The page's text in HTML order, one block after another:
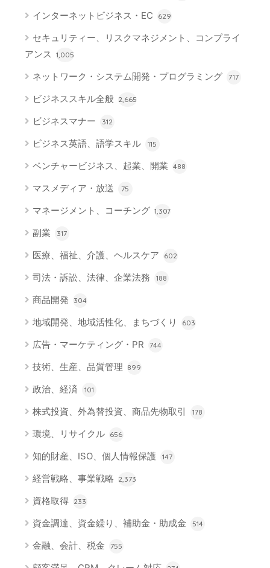
インターネットビジネス・EC 629
セキュリティー、リスクマネジメント、コンプライ
アンス 1,005
ネットワーク・システム開発・プログラミング 717
ビジネススキル全般 2,665
ビジネスマナー 312
ビジネス英語、語学スキル 115
ベンチャービジネス、起業、開業 488
マスメディア・放送 75
マネージメント、コーチング 1,307
副業 317
医療、福祉、介護、ヘルスケア 602
司法・訴訟、法律、企業法務 188
商品開発 304
地域開発、地域活性化、まちづくり 603
広告・マーケティング・PR 744
技術、生産、品質管理 899
政治、経済 101
株式投資、外為替投資、商品先物取引 178
環境、リサイクル 656
知的財産、ISO、個人情報保護 147
経営戦略、事業戦略 2,373
資格取得 233
資金調達、資金繰り、補助金・助成金 514
金融、会計、税金 755